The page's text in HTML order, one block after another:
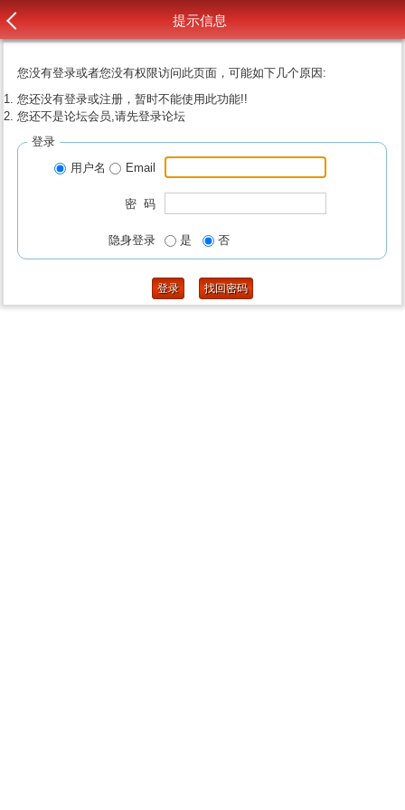
提示信息
您没有登录或者您没有权限访问此页面，可能如下几个原因:
您还没有登录或注册，暂时不能使用此功能!!
您还不是论坛会员,请先登录论坛
登录
用户名
Email
密 码
隐身登录 是 否